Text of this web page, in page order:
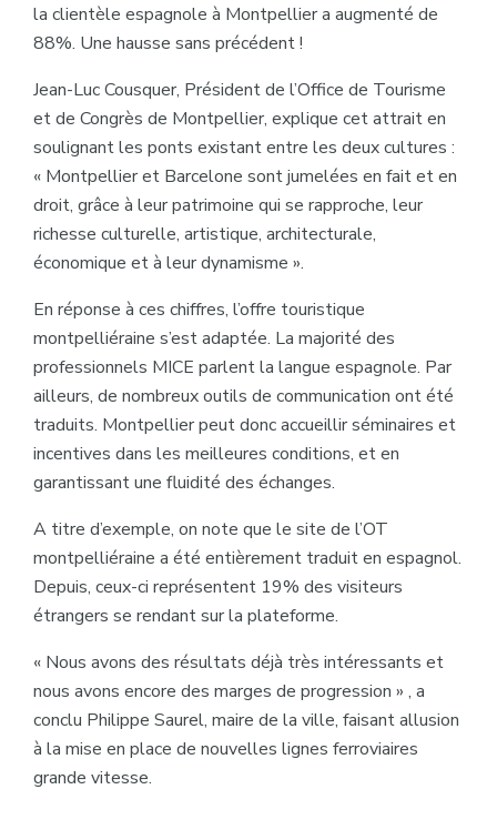
la clientèle espagnole à Montpellier a augmenté de
88%. Une hausse sans précédent !
Jean-Luc Cousquer, Président de l’Office de Tourisme
et de Congrès de Montpellier, explique cet attrait en
soulignant les ponts existant entre les deux cultures :
« Montpellier et Barcelone sont jumelées en fait et en
droit, grâce à leur patrimoine qui se rapproche, leur
richesse culturelle, artistique, architecturale,
économique et à leur dynamisme ».
En réponse à ces chiffres, l’offre touristique
montpelliéraine s’est adaptée. La majorité des
professionnels MICE parlent la langue espagnole. Par
ailleurs, de nombreux outils de communication ont été
traduits. Montpellier peut donc accueillir séminaires et
incentives dans les meilleures conditions, et en
garantissant une fluidité des échanges.
A titre d’exemple, on note que le site de l’OT
montpelliéraine a été entièrement traduit en espagnol.
Depuis, ceux-ci représentent 19% des visiteurs
étrangers se rendant sur la plateforme.
« Nous avons des résultats déjà très intéressants et
nous avons encore des marges de progression » , a
conclu Philippe Saurel, maire de la ville, faisant allusion
à la mise en place de nouvelles lignes ferroviaires
grande vitesse.